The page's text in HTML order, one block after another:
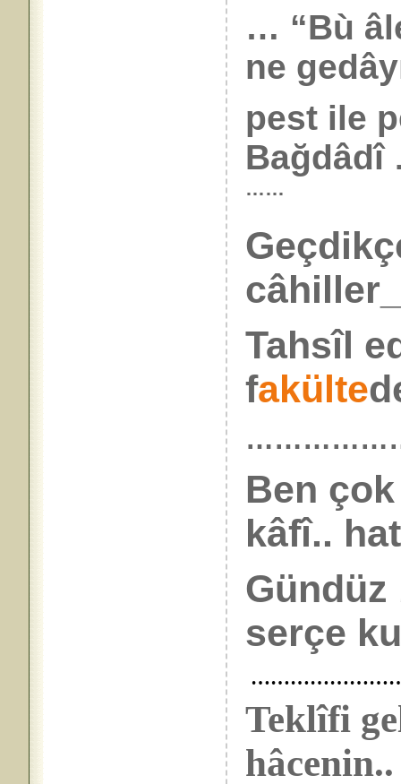
… “Bù
ne
pest ile
Bağdâdî
……
Tahsîl
fakülte
Ben
kâfî..
Gündüz
serçe
Teklîfi
hâcenin..